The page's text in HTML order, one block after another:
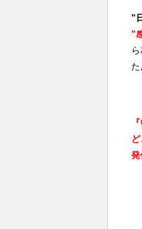
”
”
た
発